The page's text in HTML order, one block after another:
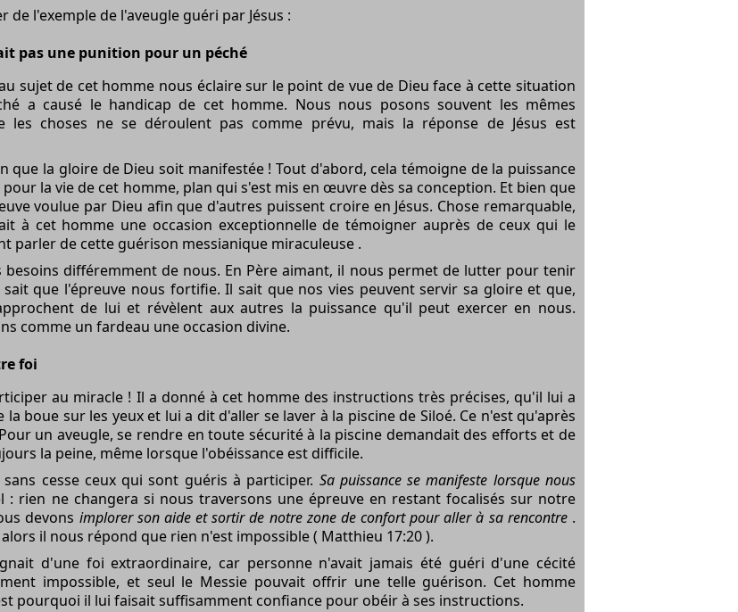
l'exemple de l'aveugle guéri par Jésus :
pas une punition pour un péché
sujet de cet homme nous éclaire sur le point de vue de Dieu face à cette situation
a causé le handicap de cet homme. Nous nous posons souvent les mêmes
les choses ne se déroulent pas comme prévu, mais la réponse de Jésus est
que la gloire de Dieu soit manifestée ! Tout d'abord, cela témoigne de la puissance
la vie de cet homme, plan qui s'est mis en œuvre dès sa conception. Et bien que
voulue par Dieu afin que d'autres puissent croire en Jésus. Chose remarquable,
à cet homme une occasion exceptionnelle de témoigner auprès de ceux qui le
parler de cette guérison messianique miraculeuse .
différemment de nous. En Père aimant, il nous permet de lutter pour tenir
que l'épreuve nous fortifie. Il sait que nos vies peuvent servir sa gloire et que,
de lui et révèlent aux autres la puissance qu'il peut exercer en nous.
comme un fardeau une occasion divine.
foi
au miracle ! Il a donné à cet homme des instructions très précises, qu'il lui a
boue sur les yeux et lui a dit d'aller se laver à la piscine de Siloé. Ce n'est qu'après
un aveugle, se rendre en toute sécurité à la piscine demandait des efforts et de
la peine, même lorsque l'obéissance est difficile.
cesse ceux qui sont guéris à participer. Sa puissance se manifeste lorsque nous
: rien ne changera si nous traversons une épreuve en restant focalisés sur notre
devons implorer son aide et sortir de notre zone de confort pour aller à sa rencontre.
il nous répond que rien n'est impossible ( Matthieu 17:20).
d'une foi extraordinaire, car personne n'avait jamais été guéri d'une cécité
impossible, et seul le Messie pouvait offrir une telle guérison. Cet homme
pourquoi il lui faisait suffisamment confiance pour obéir à ses instructions.